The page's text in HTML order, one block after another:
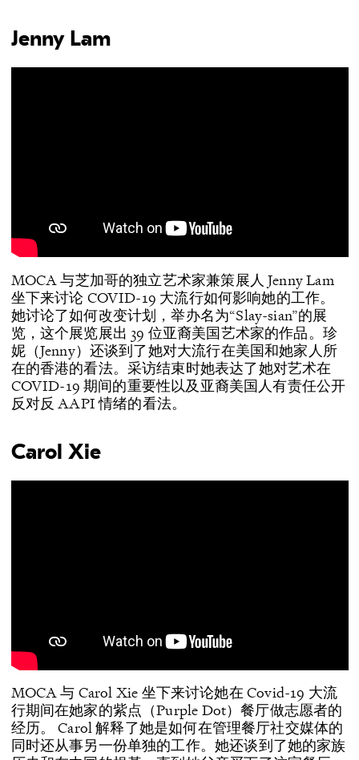
Jenny Lam
MOCA 与芝加哥的独立艺术家兼策展人 Jenny Lam
坐下来讨论 COVID-19 大流行如何影响她的工作。
她讨论了如何改变计划，举办名为“Slay-sian”的展
览，这个展览展出 39 位亚裔美国艺术家的作品。珍
妮（Jenny）还谈到了她对大流行在美国和她家人所
在的香港的看法。采访结束时她表达了她对艺术在
COVID-19 期间的重要性以及亚裔美国人有责任公开
反对反 AAPI 情绪的看法。
Carol Xie
MOCA 与 Carol Xie 坐下来讨论她在 Covid-19 大流
行期间在她家的紫点（Purple Dot）餐厅做志愿者的
经历。 Carol 解释了她是如何在管理餐厅社交媒体的
同时还从事另一份单独的工作。她还谈到了她的家族